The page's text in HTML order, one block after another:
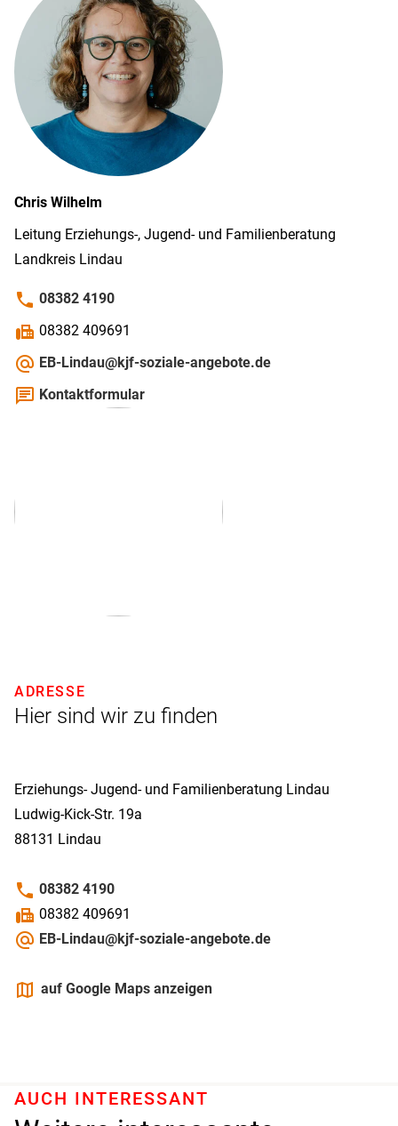
Chris Wilhelm
Leitung Erziehungs-, Jugend- und Familienberatung
Landkreis Lindau
phone 08382 4190
fax 08382 409691
alternate_email EB-Lindau@kjf-soziale-angebote.de
chat Kontaktformular
Hier sind wir zu finden
ADRESSE
Erziehungs- Jugend- und Familienberatung Lindau
Ludwig-Kick-Str. 19a
88131 Lindau
phone 08382 4190
fax 08382 409691
alternate_email EB-Lindau@kjf-soziale-angebote.de
mapsauf Google Maps anzeigen
AUCH INTERESSANT